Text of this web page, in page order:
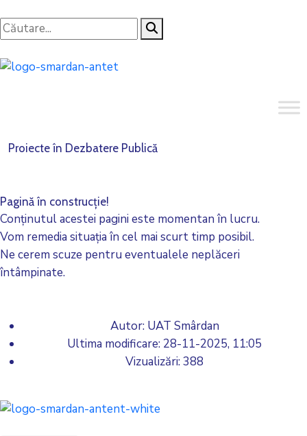
Proiecte în Dezbatere Publică
Pagină în construcție!
Conținutul acestei pagini este momentan în lucru.
Vom remedia situația în cel mai scurt timp posibil.
Ne cerem scuze pentru eventualele neplăceri
întâmpinate.
Autor: UAT Smârdan
Ultima modificare: 28-11-2025, 11:05
Vizualizări: 388